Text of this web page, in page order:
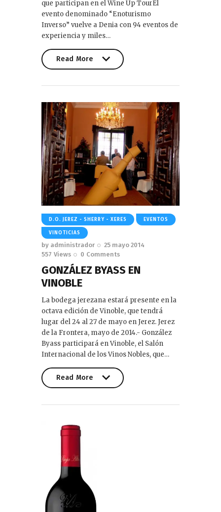
que participan en el Wine Up TourEl
evento denominado “Enoturismo
Inverso” vuelve a Denia con 94 eventos de
experiencia y miles…
Read More
D.O. JEREZ - SHERRY - XERES EVENTOS
VINOTICIAS
by administrador
25 mayo 2014
557 Views 0 Comments
GONZÁLEZ BYASS EN
VINOBLE
La bodega jerezana estará presente en la
octava edición de Vinoble, que tendrá
lugar del 24 al 27 de mayo en Jerez. Jerez
de la Frontera, mayo de 2014.- González
Byass participará en Vinoble, el Salón
Internacional de los Vinos Nobles, que…
Read More